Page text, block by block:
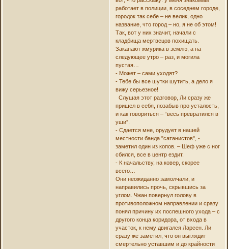
работает в полиции, в соседнем городе,
городок так себе – не велик, одно
название, что город – но, я не об этом!
Так, вот у них значит, начали с
кладбища мертвецов похищать.
Закапают жмурика в землю, а на
следующее утро – раз, и могила
пустая…
- Может – сами уходят?
- Тебе бы все шутки шутить, а дело я
вижу серьезное!
Слушая этот разговор, Ли сразу же
пришел в себя, позабыв про усталость,
и как говориться – “весь превратился в
уши”.
- Сдается мне, орудует в нашей
местности банда "сатанистов", -
заметил один из копов. – Шеф уже с ног
сбился, все в центр ездит.
- К начальству, на ковер, скорее
всего…
Они неожиданно замолчали, и
направились прочь, скрывшись за
углом. Чжан повернул голову в
противоположном направлении и сразу
понял причину их поспешного ухода – с
другого конца коридора, от входа в
участок, к нему двигался Ларсен. Ли
сразу же заметил, что он выглядит
смертельно уставшим и до крайности